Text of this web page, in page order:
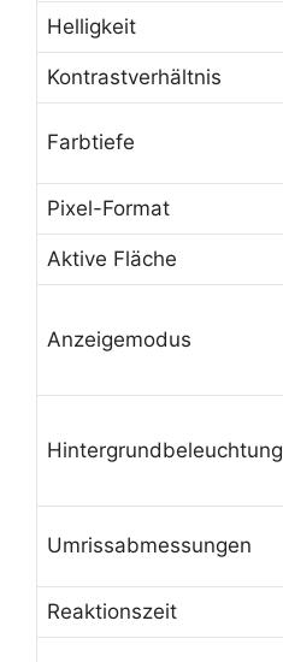
Helligkeit
Kontrastverhältnis
Farbtiefe
Pixel-Format
Aktive Fläche
Anzeigemodus
Hintergrundbeleuchtung
Umrissabmessungen
Reaktionszeit